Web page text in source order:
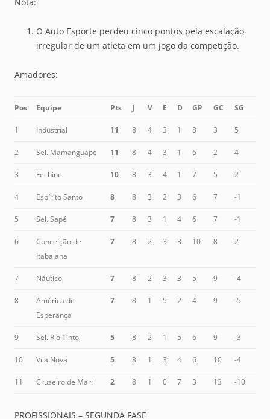
O Auto Esporte perdeu cinco pontos pela escalação
irregular de um atleta em um jogo da competição.
Amadores:
Pos Equipe Pts J V E D GP GC SG
1 Industrial 11 8 4 3 1 8 3 5
2 Sel. Mamanguape 11 8 4 3 1 6 2 4
3 Fechine 10 8 3 4 1 7 5 2
4 Espírito Santo 8 8 3 2 3 6 7 -1
5 Sel. Sapé 7 8 3 1 4 6 7 -1
6
Conceição de
Itabaiana
7 8 2 3 3 10 8 2
7 Náutico 7 8 2 3 3 5 9 -4
8
América de
Esperança
7 8 1 5 2 4 9 -5
9 Sel. Rio Tinto 5 8 2 1 5 6 9 -3
10 Vila Nova 5 8 1 3 4 6 10 -4
11 Cruzeiro de Mari 2 8 1 0 7 3 13 -10
PROFISSIONAIS – SEGUNDA FASE